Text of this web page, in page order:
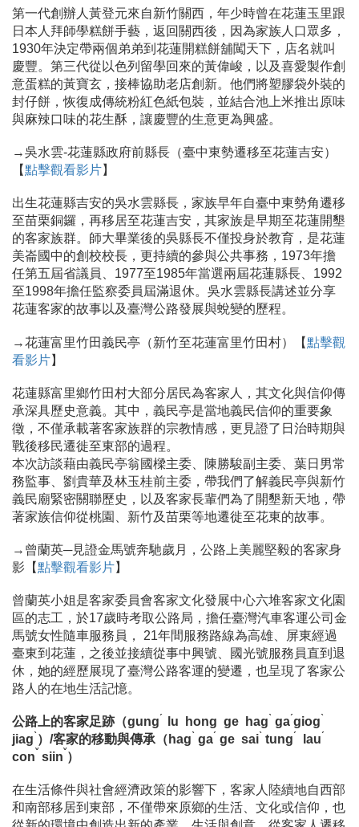
第一代創辦人黃登元來自新竹關西，年少時曾在花蓮玉里跟
日本人拜師學糕餅手藝，返回關西後，因為家族人口眾多，
1930年決定帶兩個弟弟到花蓮開糕餅舖闖天下，店名就叫
慶豐。第三代從以色列留學回來的黃偉峻，以及喜愛製作創
意蛋糕的黃寶玄，接棒協助老店創新。他們將塑膠袋外裝的
封仔餅，恢復成傳統粉紅色紙包裝，並結合池上米推出原味
與麻辣口味的花生酥，讓慶豐的生意更為興盛。
→吳水雲-花蓮縣政府前縣長（臺中東勢遷移至花蓮吉安）
【點擊觀看影片】
出生花蓮縣吉安的吳水雲縣長，家族早年自臺中東勢角遷移
至苗栗銅鑼，再移居至花蓮吉安，其家族是早期至花蓮開墾
的客家族群。師大畢業後的吳縣長不僅投身於教育，是花蓮
美崙國中的創校校長，更持續的參與公共事務，1973年擔
任第五屆省議員、1977至1985年當選兩屆花蓮縣長、1992
至1998年擔任監察委員屆滿退休。吳水雲縣長講述並分享
花蓮客家的故事以及臺灣公路發展與蛻變的歷程。
→花蓮富里竹田義民亭（新竹至花蓮富里竹田村）【點擊觀
看影片】
花蓮縣富里鄉竹田村大部分居民為客家人，其文化與信仰傳
承深具歷史意義。其中，義民亭是當地義民信仰的重要象
徵，不僅承載著客家族群的宗教情感，更見證了日治時期與
戰後移民遷徙至東部的過程。
本次訪談藉由義民亭翁國樑主委、陳勝駿副主委、葉日男常
務監事、劉貴華及林玉桂前主委，帶我們了解義民亭與新竹
義民廟緊密關聯歷史，以及客家長輩們為了開墾新天地，帶
著家族信仰從桃園、新竹及苗栗等地遷徙至花東的故事。
→曾蘭英─見證金馬號奔馳歲月，公路上美麗堅毅的客家身
影【點擊觀看影片】
曾蘭英小姐是客家委員會客家文化發展中心六堆客家文化園
區的志工，於17歲時考取公路局，擔任臺灣汽車客運公司金
馬號女性隨車服務員， 21年間服務路線為高雄、屏東經過
臺東到花蓮，之後並接續從事中興號、國光號服務員直到退
休，她的經歷展現了臺灣公路客運的變遷，也呈現了客家公
路人的在地生活記憶。
公路上的客家足跡（gungˊ lu hong ge hagˋ gaˊgiogˋ
jiagˋ ）/客家的移動與傳承（hagˋ gaˊ ge saiˋ tungˊ lauˊ
conˇ siinˇ）
在生活條件與社會經濟政策的影響下，客家人陸續地自西部
和南部移居到東部，不僅帶來原鄉的生活、文化或信仰，也